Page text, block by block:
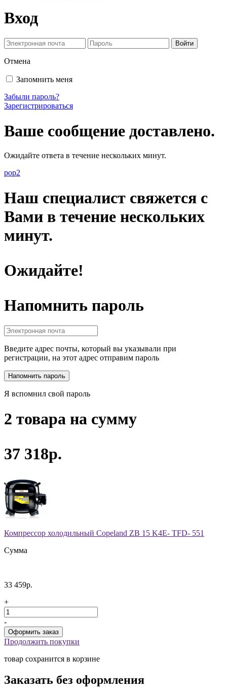
Вход
Отмена
Запомнить меня
Забыли пароль?
Зарегистрироваться
Ваше сообщение доставлено.
Ожидайте ответа в течение нескольких минут.
pop2
Наш специалист свяжется с
Вами в течение нескольких
минут.
Ожидайте!
Напомнить пароль
Введите адрес почты, который вы указывали при
регистрации, на этот адрес отправим пароль
Я вспомнил свой пароль
2 товара на сумму
37 318р.
Компрессор холодильный Copeland ZB 15 K4E- TFD- 551
Сумма
33 459р.
+
-
Продолжить покупки
товар сохранится в корзине
Заказать без оформления